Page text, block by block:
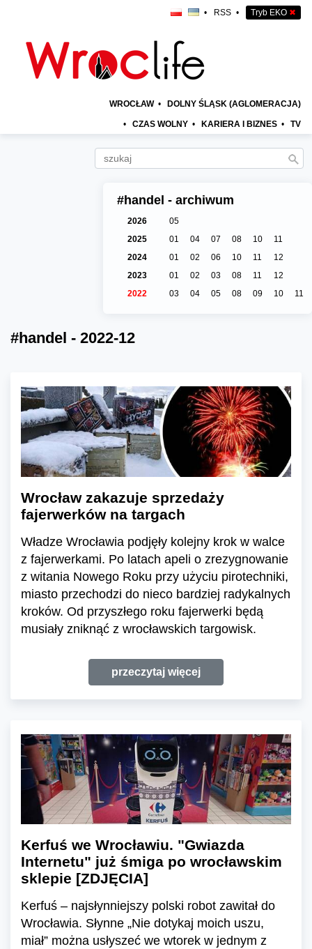
• RSS • Tryb EKO ✖
WROCŁAW • DOLNY ŚLĄSK (AGLOMERACJA)
• CZAS WOLNY • KARIERA I BIZNES • TV
#handel - archiwum
2026
05
2025
01 04 07 08 10
11
2024
01 02 06 10 11
12
2023
01 02 03 08 11
12
2022
03 04 05 08 09 10 11
#handel - 2022-12
Wrocław zakazuje sprzedaży
fajerwerków na targach
Władze Wrocławia podjęły kolejny krok w walce
z fajerwerkami. Po latach apeli o zrezygnowanie
z witania Nowego Roku przy użyciu pirotechniki,
miasto przechodzi do nieco bardziej radykalnych
kroków. Od przyszłego roku fajerwerki będą
musiały zniknąć z wrocławskich targowisk.
przeczytaj więcej
Kerfuś we Wrocławiu. "Gwiazda
Internetu" już śmiga po wrocławskim
sklepie [ZDJĘCIA]
Kerfuś – najsłynniejszy polski robot zawitał do
Wrocławia. Słynne „Nie dotykaj moich uszu,
miał” można usłyszeć we wtorek w jednym z